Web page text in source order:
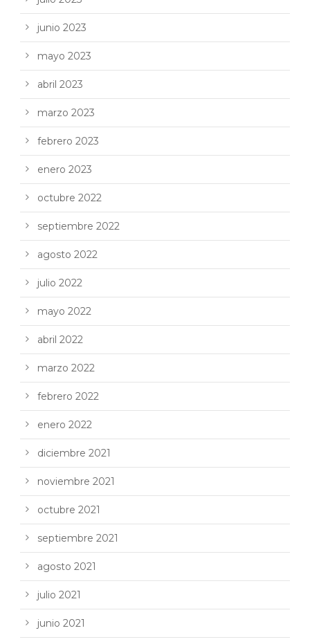
junio 2023
mayo 2023
abril 2023
marzo 2023
febrero 2023
enero 2023
octubre 2022
septiembre 2022
agosto 2022
julio 2022
mayo 2022
abril 2022
marzo 2022
febrero 2022
enero 2022
diciembre 2021
noviembre 2021
octubre 2021
septiembre 2021
agosto 2021
julio 2021
junio 2021